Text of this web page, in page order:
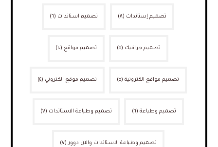
تصميم إستاندات (٨) تصميم استاندات (٦)
تصميم جرافيك (٥) تصميم مواقع (١٠)
تصميم مواقع الكترونية (٥) تصميم موقع الكتروني (٤)
تصميم وطباعة (٦) تصميم وطباعة الاستاندات (٧)
تصميم وطباعة الاستاندات والان دوور (٧)